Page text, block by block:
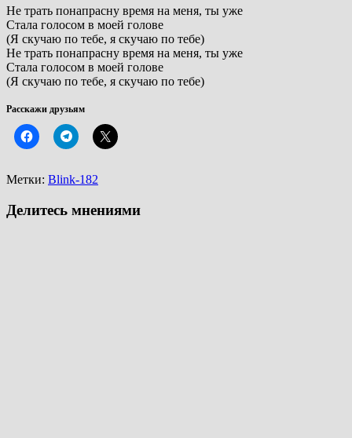
Не трать понапрасну время на меня, ты уже
Стала голосом в моей голове
(Я скучаю по тебе, я скучаю по тебе)
Не трать понапрасну время на меня, ты уже
Стала голосом в моей голове
(Я скучаю по тебе, я скучаю по тебе)
Расскажи друзьям
Метки: Blink-182
Делитесь мнениями